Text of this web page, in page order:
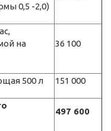
0,5 -2,0)
на
36 100
500 л 151 000
497 600